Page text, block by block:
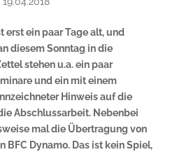
erst ein paar Tage alt, und
diesem Sonntag in die
stehen u.a. ein paar
und ein mit einem
Hinweis auf die
Abschlussarbeit. Nebenbei
mal die Übertragung von
BFC Dynamo. Das ist kein Spiel,